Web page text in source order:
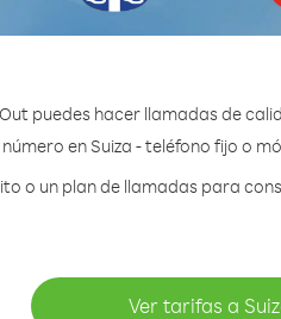
puedes hacer llamadas de
en Suiza - teléfono fijo o
o un plan de llamadas para
Ver tarifas a